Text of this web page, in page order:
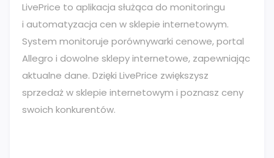
LivePrice to aplikacja służąca do monitoringu
i automatyzacja cen w sklepie internetowym.
System monitoruje porównywarki cenowe, portal
Allegro i dowolne sklepy internetowe, zapewniając
aktualne dane. Dzięki LivePrice zwiększysz
sprzedaż w sklepie internetowym i poznasz ceny
swoich konkurentów.